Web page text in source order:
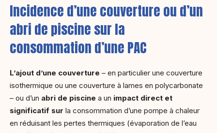
Incidence d’une couverture ou d’un
abri de piscine sur la
consommation d’une PAC
L’ajout d’une couverture – en particulier une couverture
isothermique ou une couverture à lames en polycarbonate
– ou d’un abri de piscine a un impact direct et
significatif sur la consommation d’une pompe à chaleur
en réduisant les pertes thermiques (évaporation de l’eau